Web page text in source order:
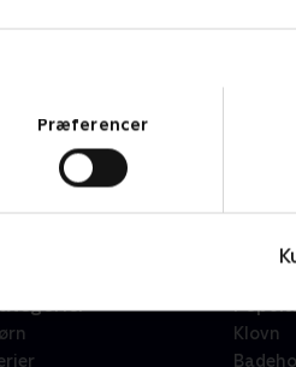
Præferencer
Star Wars: Visions Presents -
• 1 sæsoner
Klovn